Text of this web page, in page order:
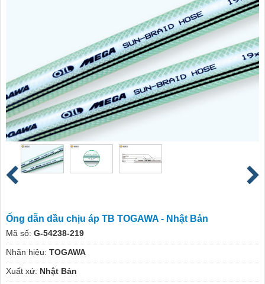
Ống dẫn dầu chịu áp TB TOGAWA - Nhật Bản
Mã số: G-54238-219
Nhãn hiệu: TOGAWA
Xuất xứ: Nhật Bản